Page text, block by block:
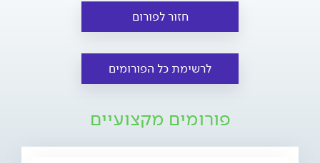
חזור לפורום
לרשימת כל הפורומים
פורומים מקצועיים